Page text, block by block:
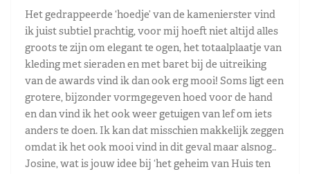
Het gedrappeerde ‘hoedje’ van de kamenierster vind
ik juist subtiel prachtig, voor mij hoeft niet altijd alles
groots te zijn om elegant te ogen, het totaalplaatje van
kleding met sieraden en met baret bij de uitreiking
van de awards vind ik dan ook erg mooi! Soms ligt een
grotere, bijzonder vormgegeven hoed voor de hand
en dan vind ik het ook weer getuigen van lef om iets
anders te doen. Ik kan dat misschien makkelijk zeggen
omdat ik het ook mooi vind in dit geval maar alsnog..
Josine, wat is jouw idee bij ‘het geheim van Huis ten